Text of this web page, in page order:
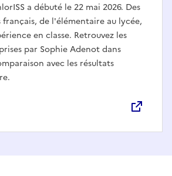
a débuté le 22 mai 2026. Des
français, de l'élémentaire au lycée,
en classe. Retrouvez les
par Sophie Adenot dans
avec les résultats